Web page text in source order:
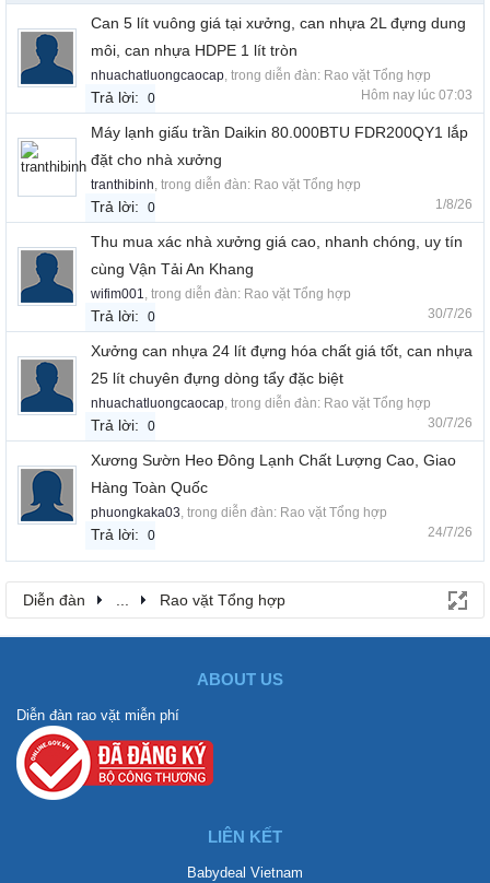
Can 5 lít vuông giá tại xưởng, can nhựa 2L đựng dung
môi, can nhựa HDPE 1 lít tròn
nhuachatluongcaocap, trong diễn đàn: Rao vặt Tổng hợp
Trả lời: 0 Hôm nay lúc 07:03
Máy lạnh giấu trần Daikin 80.000BTU FDR200QY1 lắp
đặt cho nhà xưởng
tranthibinh, trong diễn đàn: Rao vặt Tổng hợp
Trả lời: 0 1/8/26
Thu mua xác nhà xưởng giá cao, nhanh chóng, uy tín
cùng Vận Tải An Khang
wifim001, trong diễn đàn: Rao vặt Tổng hợp
Trả lời: 0 30/7/26
Xưởng can nhựa 24 lít đựng hóa chất giá tốt, can nhựa
25 lít chuyên đựng dòng tẩy đặc biệt
nhuachatluongcaocap, trong diễn đàn: Rao vặt Tổng hợp
Trả lời: 0 30/7/26
Xương Sườn Heo Đông Lạnh Chất Lượng Cao, Giao
Hàng Toàn Quốc
phuongkaka03, trong diễn đàn: Rao vặt Tổng hợp
Trả lời: 0 24/7/26
Diễn đàn ... Rao vặt Tổng hợp
ABOUT US
Diễn đàn rao vặt miễn phí
LIÊN KẾT
Babydeal Vietnam